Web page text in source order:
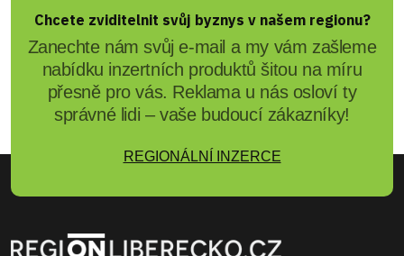
Chcete zviditelnit svůj byznys v našem regionu?
Zanechte nám svůj e-mail a my vám zašleme
nabídku inzertních produktů šitou na míru
přesně pro vás. Reklama u nás osloví ty
správné lidi – vaše budoucí zákazníky!
REGIONÁLNÍ INZERCE